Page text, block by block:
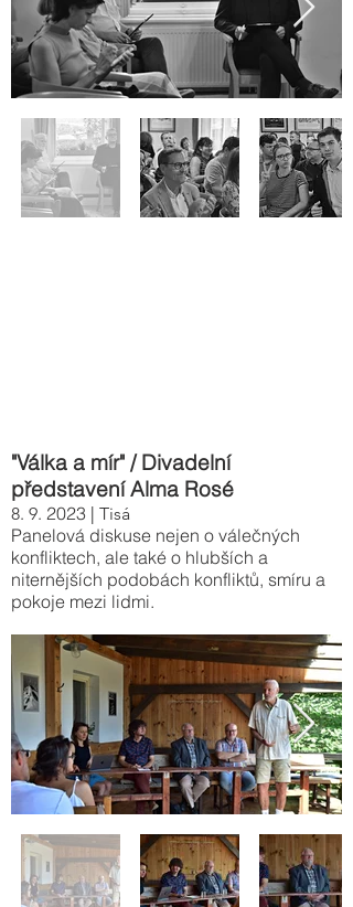
"Válka a mír" / Divadelní
představení Alma Rosé
8. 9. 2023 | Tisá
Panelová diskuse nejen o válečných
konfliktech, ale také o hlubších a
niternějších podobách konfliktů, smíru a
pokoje mezi lidmi.